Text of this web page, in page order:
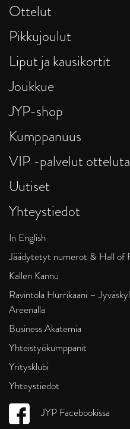
Ottelut
Pikkujoulut
Liput ja kausikortit
Joukkue
JYP-shop
Kumppanuus
VIP -palvelut
Uutiset
Yhteystiedot
In English
Jäädytetyt numerot & Hall of
Kallen Kannu
Ravintola Hurrikaani –
Areenalla
Business Akatemia
Yhteistyökumppanit
Yritysklubi
Yhteystiedot
JYP Facebookissa